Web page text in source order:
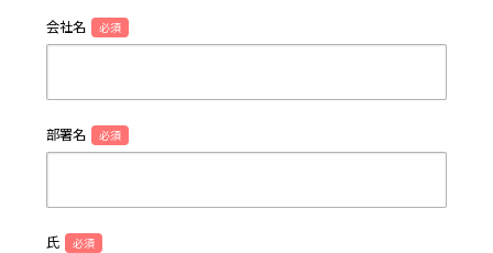
会社名 必須
部署名 必須
氏 必須